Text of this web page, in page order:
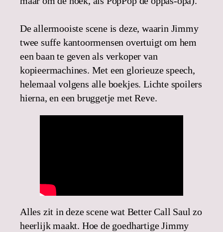
De allermooiste scene is deze, waarin Jimmy
twee suffe kantoormensen overtuigt om hem
een baan te geven als verkoper van
kopieermachines. Met een glorieuze speech,
helemaal volgens alle boekjes. Lichte spoilers
hierna, en een bruggetje met Reve.
Alles zit in deze scene wat Better Call Saul zo
heerlijk maakt. Hoe de goedhartige Jimmy